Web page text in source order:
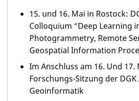
15. und 16. Mai in Rostock:
Colloquium “Deep Learning
Photogrammetry, Remote
Geospatial Information
Im Anschluss am 16. Und 17.
Forschungs-Sitzung der
Geoinformatik